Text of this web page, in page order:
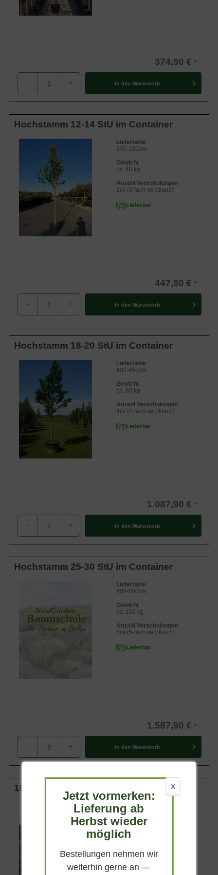
374,90 €
- + In den Warenkorb
Hochstamm 12-14 StU im Container
Lieferhöhe
270-320cm
Gewicht
ca. 40 kg
Anzahl Verschulungen
3xv (3-fach verpflanzt)
Lieferbar
447,90 €
- + In den Warenkorb
Hochstamm 18-20 StU im Container
Lieferhöhe
400-450cm
Gewicht
ca. 80 kg
Anzahl Verschulungen
4xv (4-fach verpflanzt)
Lieferbar
1.087,90 €
- + In den Warenkorb
Hochstamm 25-30 StU im Container
Lieferhöhe
400-500cm
Gewicht
ca. 150 kg
Anzahl Verschulungen
5xv (5-fach verpflanzt)
Lieferbar
1.587,90 €
- + In den Warenkorb
100 cm Stamm C20
Kronengröße
30-40 cm
Belaubung
Sommergrün
Dunkelgrün
Standort
X
Jetzt vormerken:
Lieferung ab
Herbst wieder
möglich
Bestellungen nehmen wir
weiterhin gerne an —